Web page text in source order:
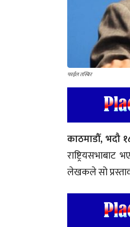
फाईल तस्बिर
काठमाडौँ, भदौ
लेखकले सो